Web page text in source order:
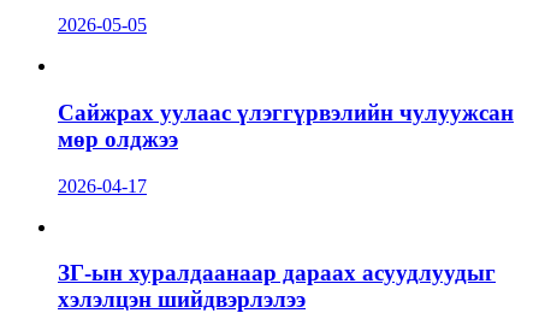
2026-05-05
Сайжрах уулаас үлэггүрвэлийн чулуужсан
мөр олджээ
2026-04-17
ЗГ-ын хуралдаанаар дараах асуудлуудыг
хэлэлцэн шийдвэрлэлээ